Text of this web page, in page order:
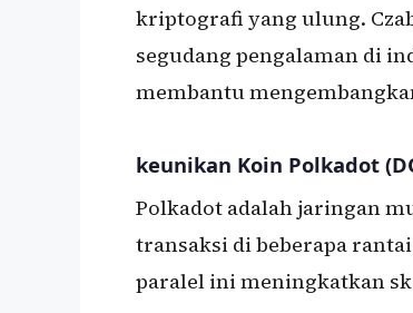
kriptografi yang ulung.
segudang pengalaman di
membantu
keunikan Koin Polkadot
Polkadot adalah jaringan
transaksi di beberapa
paralel ini meningkatkan